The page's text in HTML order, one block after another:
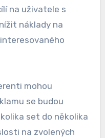
na uživatele s
náklady na
mohou
se budou
set do několika
na zvolených